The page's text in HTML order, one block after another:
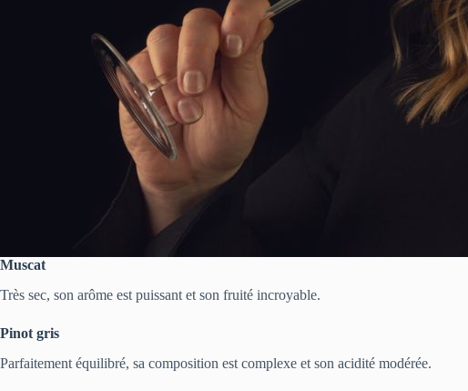
Muscat
Très sec, son arôme est puissant et son fruité incroyable.
Pinot gris
Parfaitement équilibré, sa composition est complexe et son acidité modérée.